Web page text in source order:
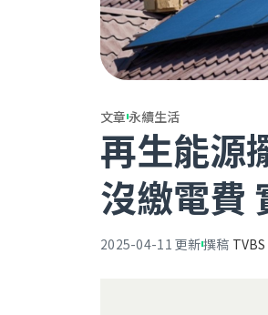
文章永續生活
再生能源
沒繳電費
2025-04-11 更新撰稿